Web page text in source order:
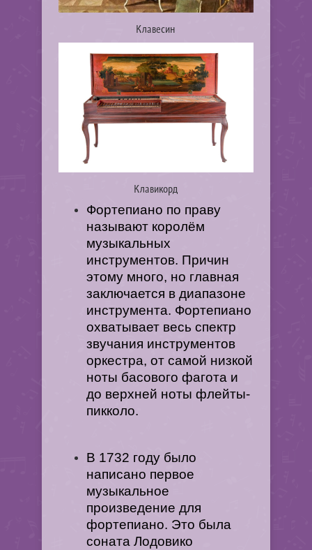
Клавесин
Клавикорд
Фортепиано по праву
называют королём
музыкальных
инструментов. Причин
этому много, но главная
заключается в диапазоне
инструмента. Фортепиано
охватывает весь спектр
звучания инструментов
оркестра, от самой низкой
ноты басового фагота и
до верхней ноты флейты-
пикколо.
В 1732 году было
написано первое
музыкальное
произведение для
фортепиано. Это была
соната Лодовико